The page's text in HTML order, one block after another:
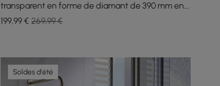
transparent en forme de diamant de 390 mm en
noir
199,99€ 269,99 €
Soldes d'été